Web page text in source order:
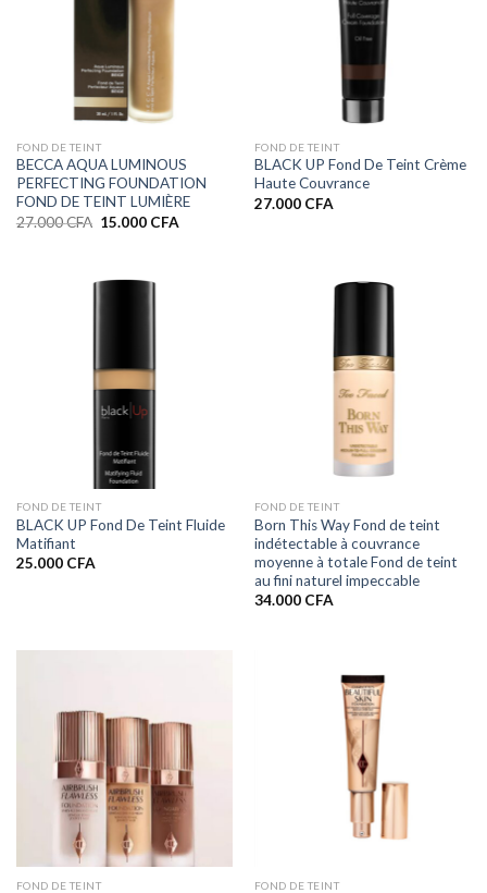
FOND DE TEINT
BECCA AQUA LUMINOUS
PERFECTING FOUNDATION
FOND DE TEINT LUMIÈRE
27.000CFA Le
27.000 CFA.
15.000 CFALe
FOND DE TEINT
BLACK UP Fond De Teint Crème
Haute Couvrance
27.000 CFA
FOND DE TEINT
BLACK UP Fond De Teint Fluide
Matifiant
25.000 CFA
FOND DE TEINT
Born This Way Fond de teint
indétectable à couvrance
moyenne à totale Fond de teint
au fini naturel impeccable
34.000 CFA
FOND DE TEINT FOND DE TEINT